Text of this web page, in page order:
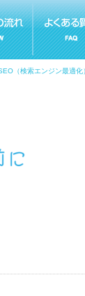
（検索エンジン最適